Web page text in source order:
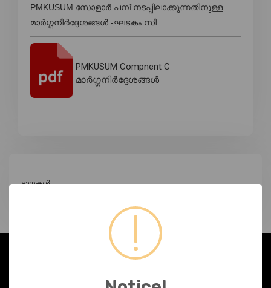
PMKUSUM സോളാർ പമ്പ് നടപ്പിലാക്കുന്നതിനുള്ള
മാർഗ്ഗനിർദ്ദേശങ്ങൾ -ഘടകം സി
PMKUSUM Compnent C
മാർഗ്ഗനിർദ്ദേശങ്ങൾ
ടാഗുകൾ